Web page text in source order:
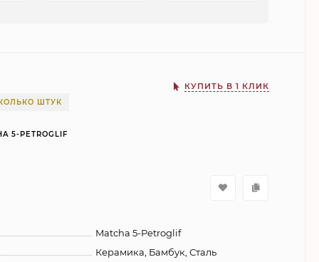
ШТУК
5-PETROGLIF
КУПИТЬ В 1 КЛИК
Matcha 5-Petroglif
Керамика, Бамбук, СтальДЖЕЗВА ZH 200 мл